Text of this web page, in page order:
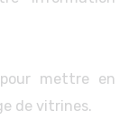
mettre en
de vitrines.